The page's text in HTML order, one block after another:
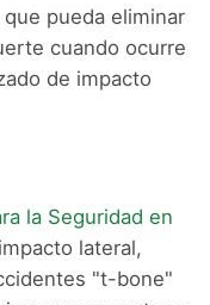
pueda eliminar
cuando ocurre
de impacto
la Seguridad en
lateral,
"t-bone"